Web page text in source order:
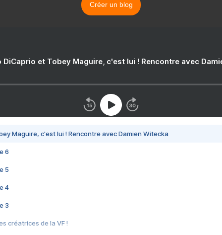
Créer un blog
DiCaprio et Tobey Maguire, c'est lui ! Rencontre avec
Maguire, c'est lui ! Rencontre avec Damien Witecka
6
5
4
3
créatrices de la VF !